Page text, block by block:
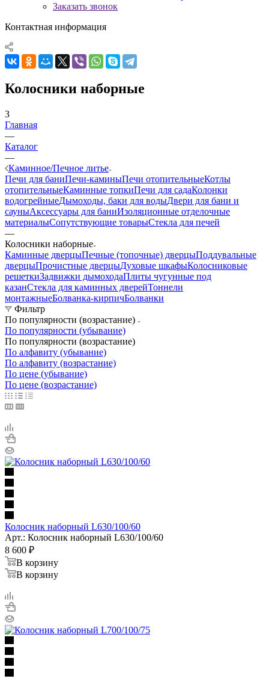
Заказать звонок
Контактная информация
Колосники наборные
3
Главная
—
Каталог
—
Каминное/Печное литье
Печи для баниПечи-каминыПечи отопительныеКотлы
отопительныеКаминные топкиПечи для садаКолонки
водогрейныеДымоходы, баки для водыДвери для бани и
сауныАксессуары для баниИзоляционные отделочные
материалыСопутствующие товарыСтекла для печей
—
Колосники наборные
Каминные дверцыПечные (топочные) дверцыПоддувальные
дверцыПрочистные дверцыДуховые шкафыКолосниковые
решеткиЗадвижки дымоходаПлиты чугунные под
казанСтекла для каминных дверейТоннели
монтажныеБолванка-кирпичБолванки
Фильтр
По популярности (возрастание)
По популярности (убывание)
По популярности (возрастание)
По алфавиту (убывание)
По алфавиту (возрастание)
По цене (убывание)
По цене (возрастание)
Колосник наборный L630/100/60
Арт.: Колосник наборный L630/100/60
8 600 ₽
В корзину
В корзину